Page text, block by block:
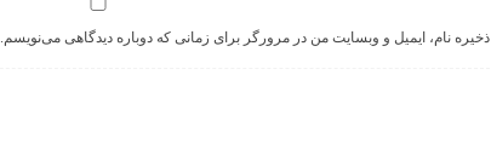
ذخیره نام، ایمیل و وبسایت من در مرورگر برای زمانی که دوباره دیدگاهی می‌نویسم.